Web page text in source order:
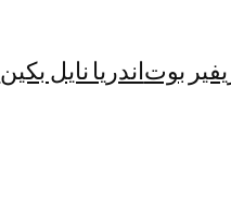
بوتاندريا نايل بكين